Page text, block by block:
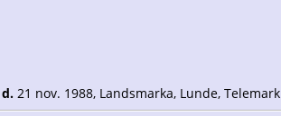
d. 21 nov. 1988, Landsmarka, Lunde, Telemark